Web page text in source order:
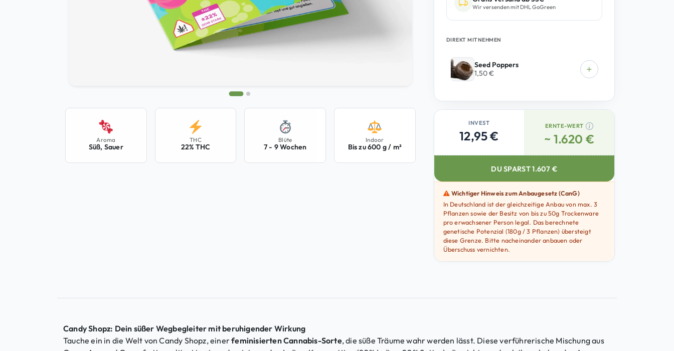
Aroma
Süß, Sauer
THC
22% THC
Blüte
7 - 9 Wochen
Indoor
Bis zu 600 g / m²
n
Wir versenden mit DHL GoGreen
DIREKT MITNEHMEN
Seed Poppers
1,50€
INVEST
12,95 €
ERNTE-WERT
~ 1.620 €
DU SPARST1.607 €
Wichtiger Hinweis zum Anbaugesetz (CanG)
In Deutschland ist der gleichzeitige Anbau von max. 3
Pflanzen sowie der Besitz von bis zu 50g Trockenware
pro erwachsener Person legal. Das berechnete
genetische Potenzial (180g / 3 Pflanzen) übersteigt
diese Grenze. Bitte nacheinander anbauen oder
Überschuss vernichten.
Candy Shopz: Dein süßer Wegbegleiter mit beruhigender Wirkung
Tauche ein in die Welt von Candy Shopz, einerfeminisierten Cannabis-Sorte, die süße Träume wahr werden lässt. Diese verführerische Mischung aus